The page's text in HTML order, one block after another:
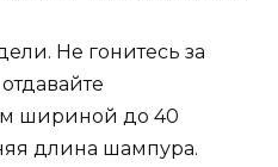
Не гонитесь за
шириной до 40
длина шампура.